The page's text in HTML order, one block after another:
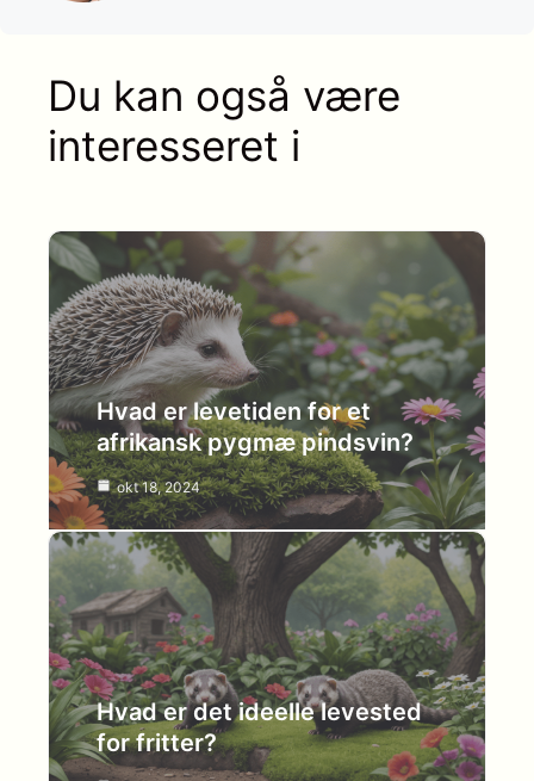
Du kan også være
interesseret i
Hvad er levetiden for et
afrikansk pygmæ pindsvin?
okt 18, 2024
Hvad er det ideelle levested
for fritter?